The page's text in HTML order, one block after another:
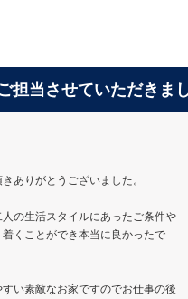
担当させていただきま
ありがとうございました。
の生活スタイルにあったご条件や
くことができ本当に良かったで
い素敵なお家ですのでお仕事の後